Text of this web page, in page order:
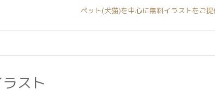
ペット(犬猫)を中心に無料イラストをご提
スト